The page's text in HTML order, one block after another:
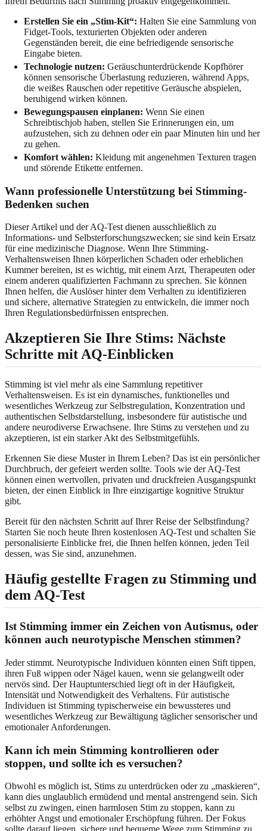
Erstellen Sie ein „Stim-Kit“: Halten Sie eine Sammlung von
Fidget-Tools, texturierten Objekten oder anderen
Gegenständen bereit, die eine befriedigende sensorische
Eingabe bieten.
Technologie nutzen: Geräuschunterdrückende Kopfhörer
können sensorische Überlastung reduzieren, während Apps,
die weißes Rauschen oder repetitive Geräusche abspielen,
beruhigend wirken können.
Bewegungspausen einplanen: Wenn Sie einen
Schreibtischjob haben, stellen Sie Erinnerungen ein, um
aufzustehen, sich zu dehnen oder ein paar Minuten hin und her
zu gehen.
Komfort wählen: Kleidung mit angenehmen Texturen tragen
und störende Etikette entfernen.
Wann professionelle Unterstützung bei Stimming-
Bedenken suchen
Dieser Artikel und der AQ-Test dienen ausschließlich zu
Informations- und Selbsterforschungszwecken; sie sind kein Ersatz
für eine medizinische Diagnose. Wenn Ihre Stimming-
Verhaltensweisen Ihnen körperlichen Schaden oder erheblichen
Kummer bereiten, ist es wichtig, mit einem Arzt, Therapeuten oder
einem anderen qualifizierten Fachmann zu sprechen. Sie können
Ihnen helfen, die Auslöser hinter dem Verhalten zu identifizieren
und sichere, alternative Strategien zu entwickeln, die immer noch
Ihren Regulationsbedürfnissen entsprechen.
Akzeptieren Sie Ihre Stims: Nächste
Schritte mit AQ-Einblicken
Stimming ist viel mehr als eine Sammlung repetitiver
Verhaltensweisen. Es ist ein dynamisches, funktionelles und
wesentliches Werkzeug zur Selbstregulation, Konzentration und
authentischen Selbstdarstellung, insbesondere für autistische und
andere neurodiverse Erwachsene. Ihre Stims zu verstehen und zu
akzeptieren, ist ein starker Akt des Selbstmitgefühls.
Erkennen Sie diese Muster in Ihrem Leben? Das ist ein persönlicher
Durchbruch, der gefeiert werden sollte. Tools wie der AQ-Test
können einen wertvollen, privaten und druckfreien Ausgangspunkt
bieten, der einen Einblick in Ihre einzigartige kognitive Struktur
gibt.
Bereit für den nächsten Schritt auf Ihrer Reise der Selbstfindung?
Starten Sie noch heute Ihren kostenlosen AQ-Test und schalten Sie
personalisierte Einblicke frei, die Ihnen helfen können, jeden Teil
dessen, was Sie sind, anzunehmen.
Häufig gestellte Fragen zu Stimming und
dem AQ-Test
Ist Stimming immer ein Zeichen von Autismus, oder
können auch neurotypische Menschen stimmen?
Jeder stimmt. Neurotypische Individuen könnten einen Stift tippen,
ihren Fuß wippen oder Nägel kauen, wenn sie gelangweilt oder
nervös sind. Der Hauptunterschied liegt oft in der Häufigkeit,
Intensität und Notwendigkeit des Verhaltens. Für autistische
Individuen ist Stimming typischerweise ein bewussteres und
wesentliches Werkzeug zur Bewältigung täglicher sensorischer und
emotionaler Anforderungen.
Kann ich mein Stimming kontrollieren oder
stoppen, und sollte ich es versuchen?
Obwohl es möglich ist, Stims zu unterdrücken oder zu „maskieren“,
kann dies unglaublich ermüdend und mental anstrengend sein. Sich
selbst zu zwingen, einen harmlosen Stim zu stoppen, kann zu
erhöhter Angst und emotionaler Erschöpfung führen. Der Fokus